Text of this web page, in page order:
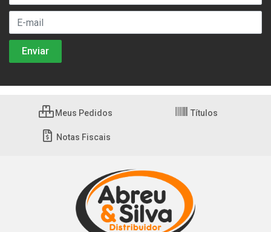
Meus Pedidos Títulos
Notas Fiscais